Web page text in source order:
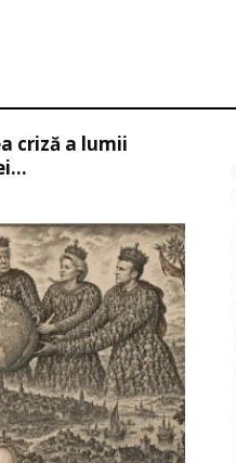
criză a lumii